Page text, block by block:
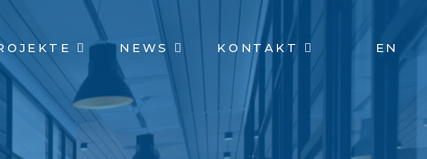
NEWS KONTAKT EN